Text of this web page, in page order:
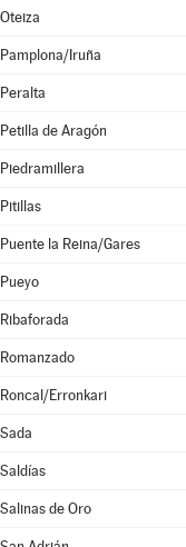
Oteiza
Pamplona/Iruña
Peralta
Petilla de Aragón
Piedramillera
Pitillas
Puente la Reina/Gares
Pueyo
Ribaforada
Romanzado
Roncal/Erronkari
Sada
Saldías
Salinas de Oro